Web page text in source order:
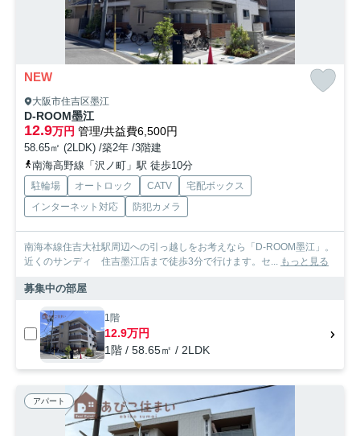
NEW
大阪市住吉区墨江
D-ROOM墨江
12.9万円 管理/共益費6,500円
58.65㎡ (2LDK) /築2年 /3階建
南海高野線「沢ノ町」駅 徒歩10分
駐輪場 オートロック CATV
宅配ボックス
インターネット対応
防犯カメラ
南海本線住吉大社駅周辺への引っ越しをお考えなら「D-ROOM墨江」。
近くのサンディ 住吉墨江店まで徒歩3分で行けます。セ...
もっと見る
募集中の部屋
1階
12.9万円
1階 / 58.65㎡ / 2LDK
アパート